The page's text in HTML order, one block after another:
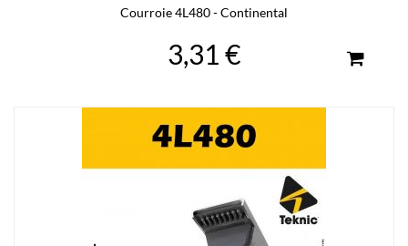
Courroie 4L480 - Continental
3,31 €